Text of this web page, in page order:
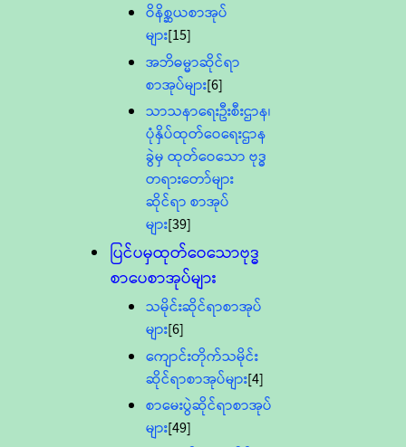
ဝိနိစ္ဆယစာအုပ်
များ[15]
အဘိဓမ္မာဆိုင်ရာ
စာအုပ်များ[6]
သာသနာရေးဦးစီးဌာန၊
ပုံနှိပ်ထုတ်ဝေရေးဌာန
ခွဲမှ ထုတ်ဝေသော ဗုဒ္ဓ
တရားတော်များ
ဆိုင်ရာ စာအုပ်
များ[39]
ပြင်ပမှထုတ်ဝေသောဗုဒ္ဓ
စာပေစာအုပ်များ
သမိုင်းဆိုင်ရာစာအုပ်
များ[6]
ကျောင်းတိုက်သမိုင်း
ဆိုင်ရာစာအုပ်များ[4]
စာမေးပွဲဆိုင်ရာစာအုပ်
များ[49]